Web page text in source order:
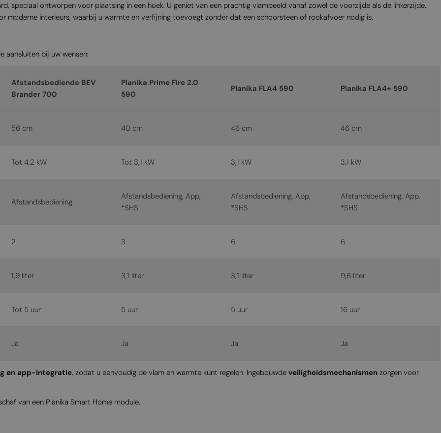
speciaal ontworpen voor plaatsing in een hoek. U geniet van een prachtig vlambeeld vanaf zowel de voorzijde als de linkerzijde.
moderne interieurs, waarbij u warmte en verfijning toevoegt zonder dat een schoorsteen of rookafvoer nodig is.
aansluiten bij uw wensen:
Afstandsbediende BEV
Brander 700
Planika Prime Fire 2.0
590
Planika FLA4 590 Planika FLA4+ 590
56 cm 40 cm 46 cm 46 cm
Tot 4,2 kW Tot 3,1 kW 3,1 kW 3,1 kW
Afstandsbediening
Afstandsbediening, App,
*SHS
Afstandsbediening, App,
*SHS
Afstandsbediening, App,
*SHS
2 3 6 6
1,9 liter 3,1 liter 3,1 liter 9,6 liter
Tot 5 uur 5 uur 5 uur 16 uur
Ja Ja Ja Ja
en app-integratie, zodat u eenvoudig de vlam en warmte kunt regelen. Ingebouwde veiligheidsmechanismenzorgen voor
van een Planika Smart Home module.
NORWEGIAN
UKRAINIAN